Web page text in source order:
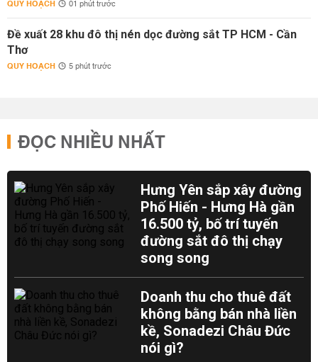
QUY HOẠCH 01 phút trước
Đề xuất 28 khu đô thị nén dọc đường sắt TP HCM - Cần
Thơ
QUY HOẠCH 5 phút trước
ĐỌC NHIỀU NHẤT
Hưng Yên sắp xây đường
Phố Hiến - Hưng Hà gần
16.500 tỷ, bố trí tuyến
đường sắt đô thị chạy
song song
Doanh thu cho thuê đất
không bằng bán nhà liền
kề, Sonadezi Châu Đức
nói gì?